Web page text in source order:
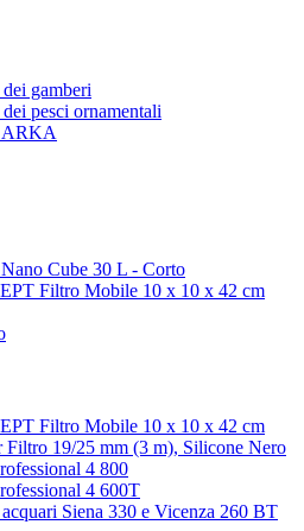
gamberi
pesci ornamentali
ARKA
Cube 30 L - Corto
Filtro Mobile 10 x 10 x 42 cm
Filtro Mobile 10 x 10 x 42 cm
Filtro 19/25 mm (3 m), Silicone Nero
4 800
4 600T
Siena 330 e Vicenza 260 BT